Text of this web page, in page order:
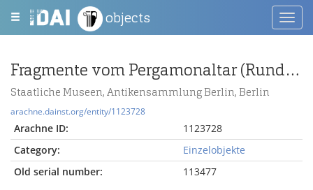
objects
Fragmente vom Pergamonaltar (Rundplastik oder Relief)
Staatliche Museen, Antikensammlung Berlin, Berlin
arachne.dainst.org/entity/1123728
Arachne ID:
1123728
Category:
Einzelobjekte
Old serial number:
113477